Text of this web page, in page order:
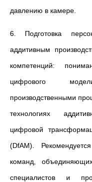
давлению в камере.
6. Подготовка
аддитивным
компетенций:
цифрового
производственными
технологиях
цифровой
(DfAM).
команд,
специалистов и